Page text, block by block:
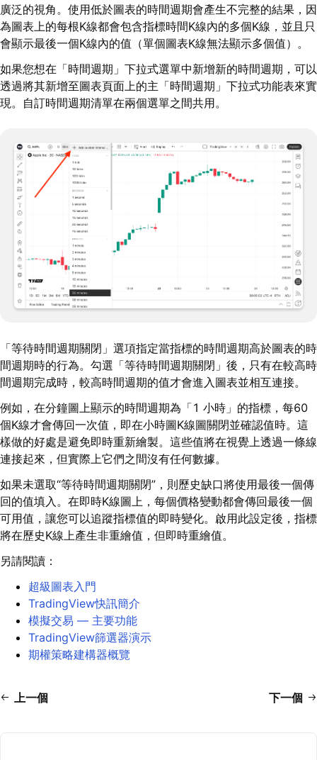
廣泛的視角。使用低於圖表的時間週期會產生不完整的結果，因
為圖表上的每根K線都會包含指標時間K線內的多個K線，並且只
會顯示最後一個K線內的值（單個圖表K線無法顯示多個值）。
如果您想在「時間週期」下拉式選單中新增新的時間週期，可以
透過將其新增至圖表頁面上的主「時間週期」下拉式功能表來實
現。自訂時間週期清單在兩個選單之間共用。
「等待時間週期關閉」選項指定當指標的時間週期高於圖表的時
間週期時的行為。勾選「等待時間週期關閉」後，只有在較高時
間週期完成時，較高時間週期的值才會進入圖表並相互連接。
例如，在分鐘圖上顯示的時間週期為「1 小時」的指標，每60
個K線才會傳回一次值，即在小時圖K線圖關閉並確認值時。這
樣做的好處是避免即時重新繪製。這些值將在視覺上透過一條線
連接起來，但實際上它們之間沒有任何數據。
如果未選取“等待時間週期關閉”，則歷史缺口將使用最後一個傳
回的值填入。在即時K線圖上，每個價格變動都會傳回最後一個
可用值，讓您可以追蹤指標值的即時變化。啟用此設定後，指標
將在歷史K線上產生非重繪值，但即時重繪值。
另請閱讀：
超級圖表入門
TradingView快訊簡介
模擬交易 — 主要功能
TradingView篩選器演示
期權策略建構器概覽
上一個 下一個